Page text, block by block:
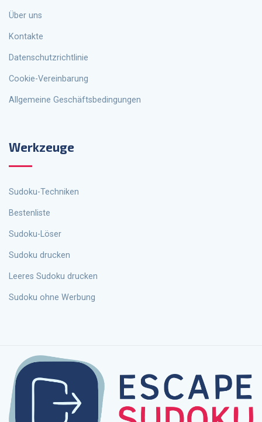
Über uns
Kontakte
Datenschutzrichtlinie
Cookie-Vereinbarung
Allgemeine Geschäftsbedingungen
Werkzeuge
Sudoku-Techniken
Bestenliste
Sudoku-Löser
Sudoku drucken
Leeres Sudoku drucken
Sudoku ohne Werbung